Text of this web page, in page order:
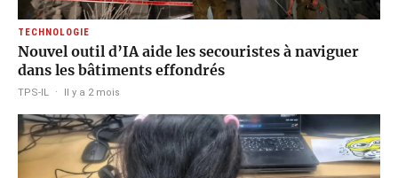
TECHNOLOGIE
Nouvel outil d’IA aide les secouristes à naviguer
dans les bâtiments effondrés
TPS-IL · Il y a 2 mois